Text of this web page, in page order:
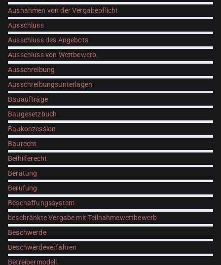
Ausnahmen von der Vergabepflicht
Ausschluss
Ausschluss des Angebots
Ausschluss von Wettbewerb
Ausschreibung
Ausschreibungsunterlagen
Bauaufträge
Baugesetzbuch
Baukonzession
Baurecht
Beihilferecht
Beratung
Berufung
Beschaffungssystem
beschränkte Vergabe mit Teilnahmewettbewerb
Beschwerde
Beschwerdeverfahren
Betreibermodell